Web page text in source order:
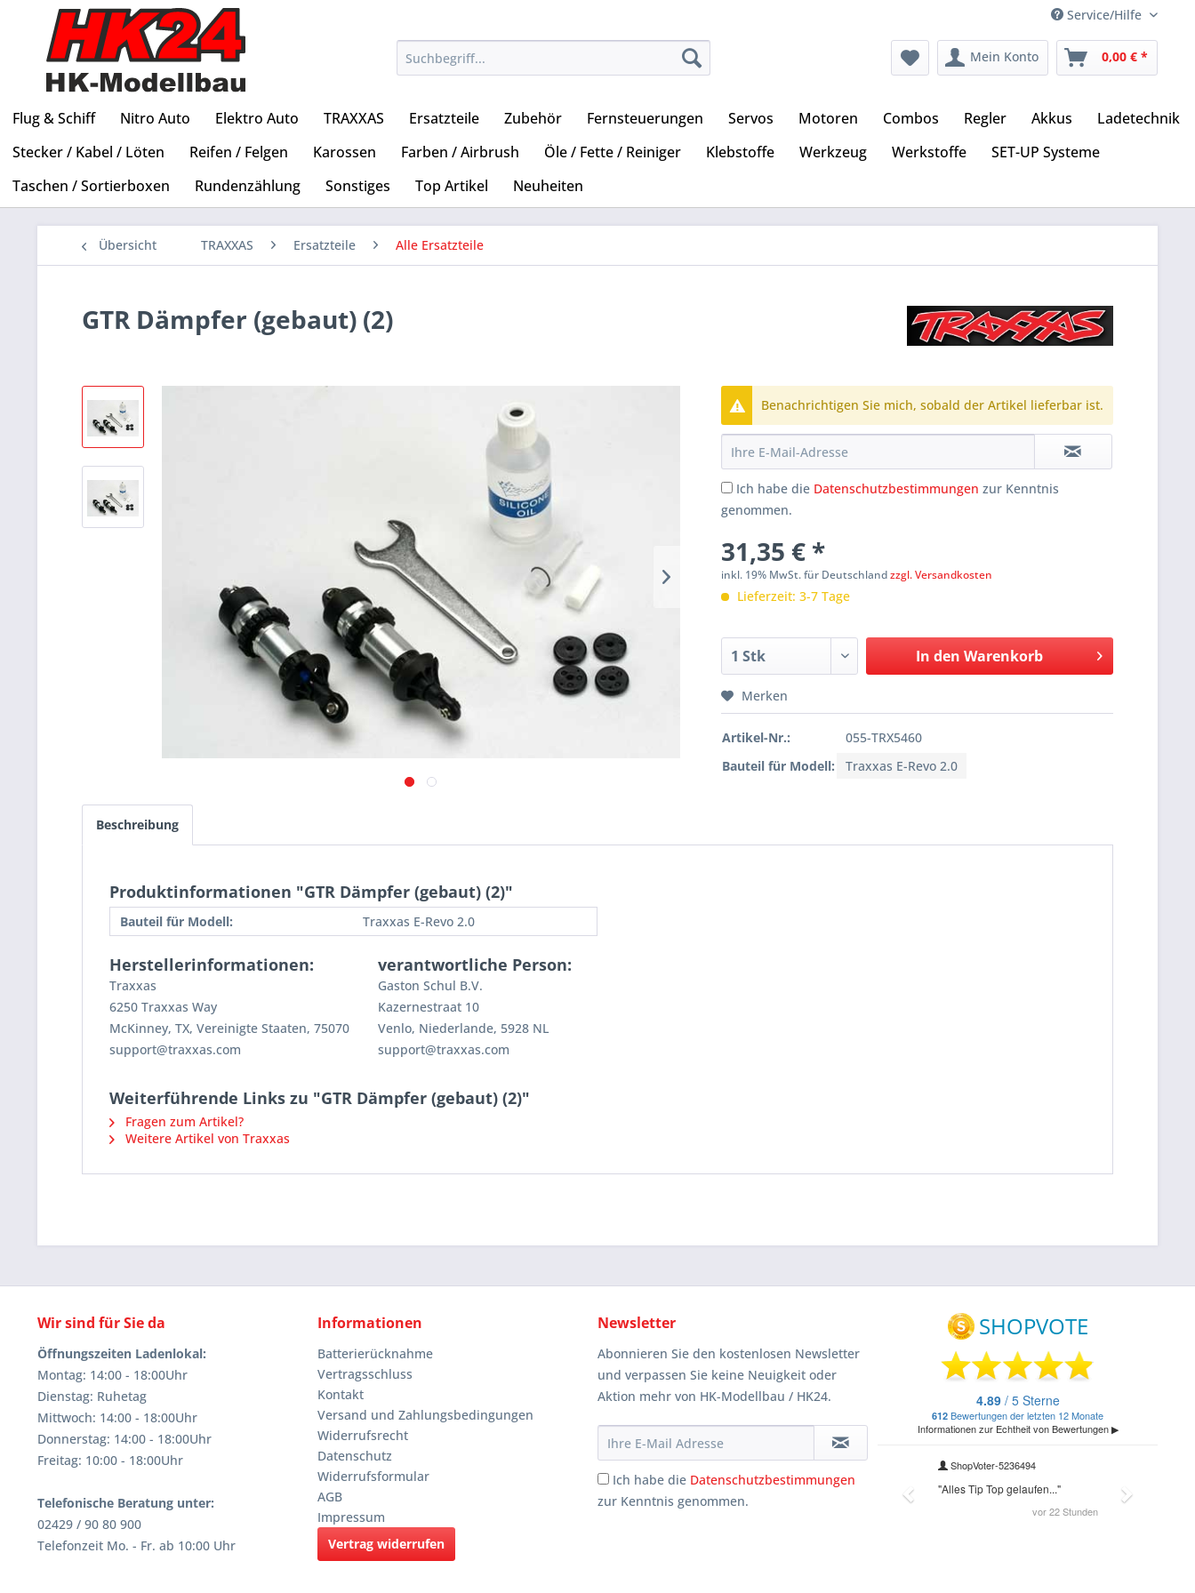
Service/Hilfe
Mein Konto 0,00 € *
Flug & Schiff Nitro Auto Elektro Auto TRAXXAS Ersatzteile Zubehör Fernsteuerungen Servos Motoren Combos Regler Akkus
Ladetechnik
Stecker / Kabel / Löten
Reifen / Felgen Karossen Farben / Airbrush Öle / Fette / Reiniger Klebstoffe Werkzeug Werkstoffe
SET-UP Systeme
Taschen / Sortierboxen
Rundenzählung Sonstiges Top Artikel Neuheiten
Übersicht TRAXXAS Ersatzteile Alle Ersatzteile
GTR Dämpfer (gebaut) (2)
Benachrichtigen Sie mich, sobald der Artikel lieferbar ist.
Ich habe die Datenschutzbestimmungen zur Kenntnis
genommen.
31,35 € *
inkl. 19% MwSt. für Deutschlandzzgl. Versandkosten
Lieferzeit: 3-7 Tage
In den Warenkorb
Merken
Artikel-Nr.:
055-TRX5460
Bauteil für Modell:
Traxxas E-Revo 2.0
Beschreibung
Produktinformationen "GTR Dämpfer (gebaut) (2)"
Bauteil für Modell: Traxxas E-Revo 2.0
Herstellerinformationen:
Traxxas
6250 Traxxas Way
McKinney, TX, Vereinigte Staaten, 75070
support@traxxas.com
verantwortliche Person:
Gaston Schul B.V.
Kazernestraat 10
Venlo, Niederlande, 5928 NL
support@traxxas.com
Weiterführende Links zu "GTR Dämpfer (gebaut) (2)"
Fragen zum Artikel?
Weitere Artikel von Traxxas
Wir sind für Sie da
Öffnungszeiten Ladenlokal:
Montag: 14:00 - 18:00Uhr
Dienstag: Ruhetag
Mittwoch: 14:00 - 18:00Uhr
Donnerstag: 14:00 - 18:00Uhr
Freitag: 10:00 - 18:00Uhr
Telefonische Beratung unter:
02429 / 90 80 900
Telefonzeit Mo. - Fr. ab 10:00 Uhr
Informationen
Batterierücknahme
Vertragsschluss
Kontakt
Versand und Zahlungsbedingungen
Widerrufsrecht
Datenschutz
Widerrufsformular
AGB
Impressum
Vertrag widerrufen
Newsletter
Abonnieren Sie den kostenlosen Newsletter
und verpassen Sie keine Neuigkeit oder
Aktion mehr von HK-Modellbau / HK24.
Ich habe die Datenschutzbestimmungen
zur Kenntnis genommen.